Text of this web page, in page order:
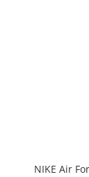
NIKE Air